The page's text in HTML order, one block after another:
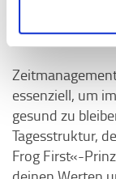
essenziell, um
gesund zu
Tagesstruktur,
Frog First«-